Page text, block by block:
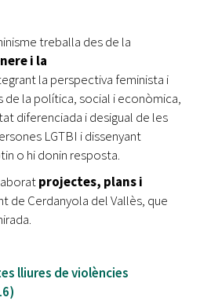
treballa des de la
i la
la perspectiva feminista i
de la política, social i econòmica,
diferenciada i desigual de les
LGTBI i dissenyant
o hi donin resposta.
projectes, plans i
de Cerdanyola del Vallès, que
lliures de violències